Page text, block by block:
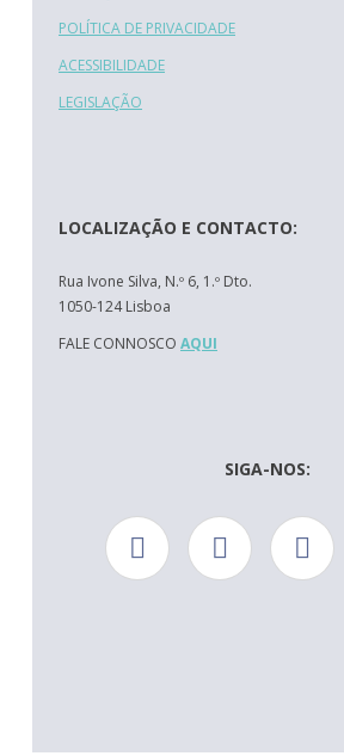
POLÍTICA DE PRIVACIDADE
ACESSIBILIDADE
LEGISLAÇÃO
LOCALIZAÇÃO E CONTACTO:
Rua Ivone Silva, N.º 6, 1.º Dto.
1050-124 Lisboa
FALE CONNOSCO AQUI
SIGA-NOS: